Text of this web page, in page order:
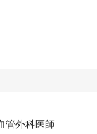
管外科医師